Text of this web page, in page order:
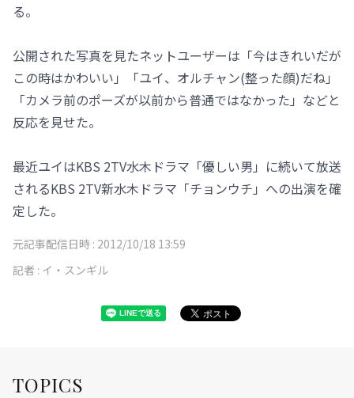
る。
公開された写真を見たネットユーザーは「今はきれいだが
この時はかわいい」「ユイ、オルチャン(整った顔)だね」
「カメラ前のポーズが以前から普通ではなかった」などと
反応を見せた。
最近ユイはKBS 2TV水木ドラマ「優しい男」に続いて放送
されるKBS 2TV新水木ドラマ「チョンウチ」への出演を確
定した。
元記事配信日時 : 2012/10/18 13:59
記者 : イ・スンギル
TOPICS